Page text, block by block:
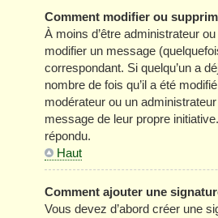
Comment modifier ou
À moins d’être administrateur
modifier un message
correspondant. Si quelqu’un a
nombre de fois qu’il a été
modérateur ou un
message de leur propre
répondu.
Haut
Comment ajouter une
Vous devez d’abord créer une